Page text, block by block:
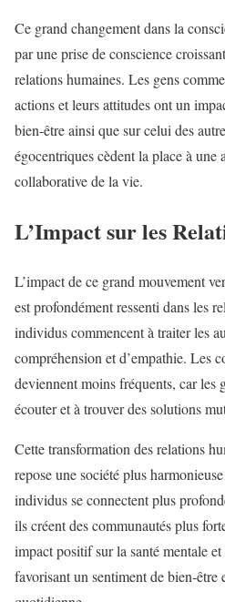
Ce grand changement dans la
par une prise de conscience
relations humaines. Les gens
actions et leurs attitudes ont un
bien-être ainsi que sur celui des
égocentriques cèdent la place à une
collaborative de la vie.
L’Impact sur les
L’impact de ce grand mouvement
est profondément ressenti dans les
individus commencent à traiter les
compréhension et d’empathie. Les
deviennent moins fréquents, car les
écouter et à trouver des solutions
Cette transformation des relations
repose une société plus
individus se connectent plus
ils créent des communautés plus
impact positif sur la santé mentale
favorisant un sentiment de bien-être